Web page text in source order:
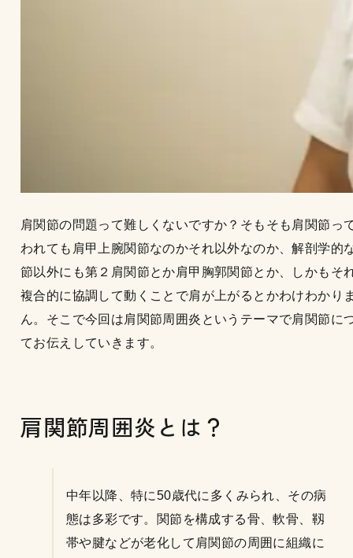
肩関節の問題って難しくないですか？そもそも肩関節っ
われても肩甲上腕関節なのかそれ以外なのか、解剖学的
節以外にも第２肩関節とか肩甲胸郭関節とか、しかもそ
複合的に協調して動くことで肩が上がるとかわけわかり
ん。そこで今回は肩関節周囲炎というテーマで肩関節に
てお伝えしていきます。
肩関節周囲炎とは？
中年以降、特に50歳代に多くみられ、その病
態は多彩です。関節を構成する骨、軟骨、靱
帯や腱などが老化して肩関節の周囲に組織に